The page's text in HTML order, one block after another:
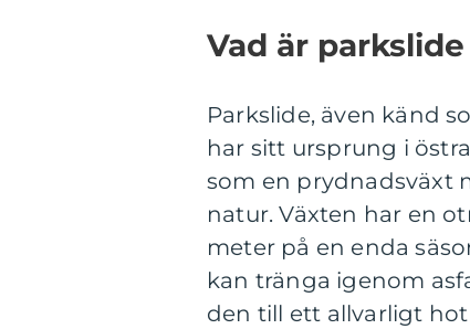
Vad är
Parkslide, även känd
har sitt ursprung i
som en prydnadsväxt
natur. Växten har en
meter på en enda
kan tränga igenom
den till ett allvarligt